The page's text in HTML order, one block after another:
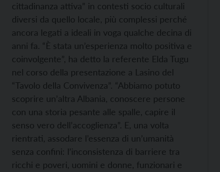
cittadinanza attiva” in contesti socio culturali
diversi da quello locale, più complessi perché
ancora legati a ideali in voga qualche decina di
anni fa. “È stata un’esperienza molto positiva e
coinvolgente”, ha detto la referente Elda Tugu
nel corso della presentazione a Lasino del
“Tavolo della Convivenza”. “Abbiamo potuto
scoprire un’altra Albania, conoscere persone
con una storia pesante alle spalle, capire il
senso vero dell’accoglienza”. E, una volta
rientrati, assodare l’essenza di un’umanità
senza confini: l’inconsistenza di barriere tra
ricchi e poveri, uomini e donne, funzionari e